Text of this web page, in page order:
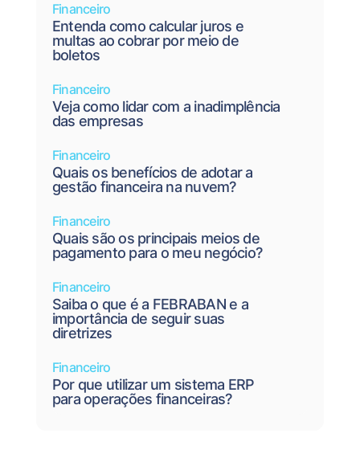
Financeiro
Entenda como calcular juros e
multas ao cobrar por meio de
boletos
Financeiro
Veja como lidar com a inadimplência
das empresas
Financeiro
Quais os benefícios de adotar a
gestão financeira na nuvem?
Financeiro
Quais são os principais meios de
pagamento para o meu negócio?
Financeiro
Saiba o que é a FEBRABAN e a
importância de seguir suas
diretrizes
Financeiro
Por que utilizar um sistema ERP
para operações financeiras?